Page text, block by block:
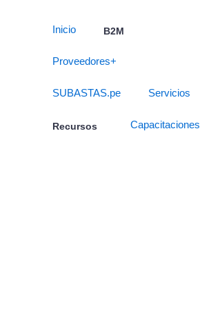
Inicio B2M
Proveedores+
SUBASTAS.pe Servicios
Recursos Capacitaciones